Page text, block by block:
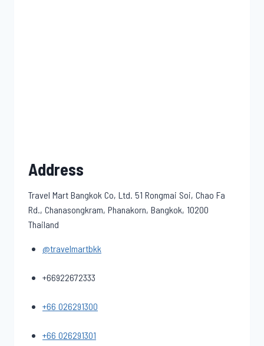
Address
Travel Mart Bangkok Co, Ltd. 51 Rongmai Soi, Chao Fa
Rd., Chanasongkram, Phanakorn, Bangkok, 10200
Thailand
@travelmartbkk
+66922672333
+66 026291300
+66 026291301